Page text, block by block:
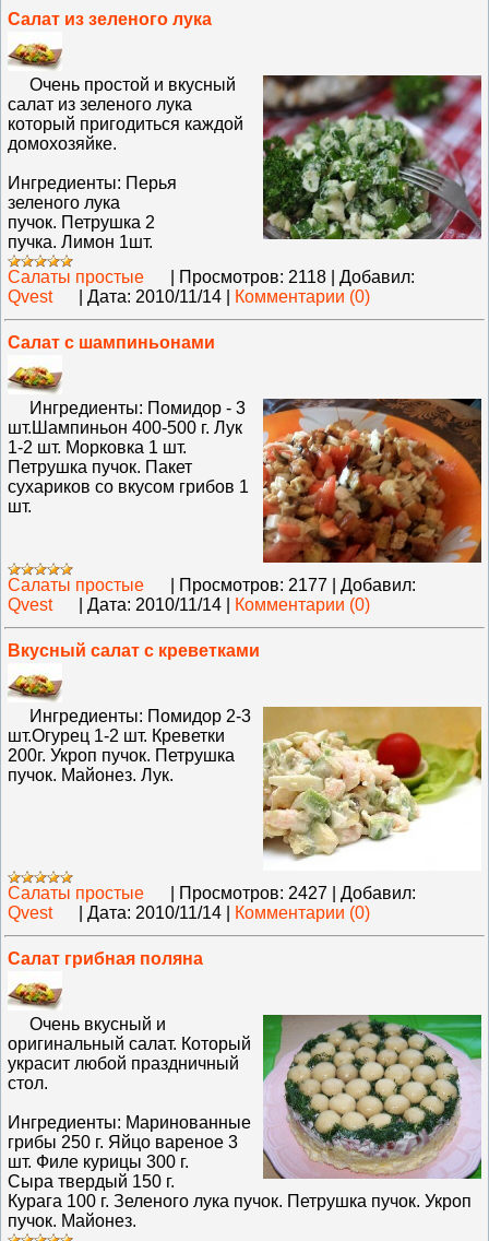
Салат из зеленого лука
Очень простой и вкусный
салат из зеленого лука
который пригодиться каждой
домохозяйке.
Ингредиенты: Перья
зеленого лука
пучок. Петрушка 2
пучка. Лимон 1шт.
Салаты простые
Просмотров: 2118
Добавил:
Qvest
Дата: 2010/11/14 Комментарии (0)
Салат с шампиньонами
Ингредиенты: Помидор - 3
шт.Шампиньон 400-500 г. Лук
1-2 шт. Морковка 1 шт.
Петрушка пучок. Пакет
сухариков со вкусом грибов 1
шт.
Салаты простые Просмотров: 2177
Добавил:
Qvest
Дата: 2010/11/14 Комментарии (0)
Вкусный салат с креветками
Ингредиенты: Помидор 2-3
шт.Огурец 1-2 шт. Креветки
200г. Укроп пучок. Петрушка
пучок. Майонез. Лук.
Салаты простые Просмотров: 2427
Добавил:
Qvest
Дата: 2010/11/14 Комментарии (0)
Салат грибная поляна
Очень вкусный и
оригинальный салат. Который
украсит любой праздничный
стол.
Ингредиенты: Маринованные
грибы 250 г. Яйцо вареное 3
шт. Филе курицы 300 г.
Сыра твердый 150 г.
Курага 100 г. Зеленого лука пучок. Петрушка пучок. Укроп
пучок. Майонез.